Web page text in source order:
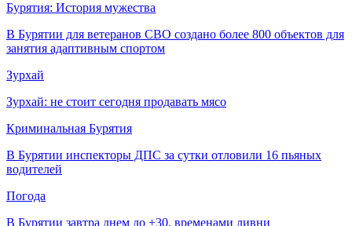
Бурятия: История мужества
В Бурятии для ветеранов СВО создано более 800 объектов для
занятия адаптивным спортом
Зурхай
Зурхай: не стоит сегодня продавать мясо
Криминальная Бурятия
В Бурятии инспекторы ДПС за сутки отловили 16 пьяных
водителей
Погода
В Бурятии завтра днем до +30, временами ливни